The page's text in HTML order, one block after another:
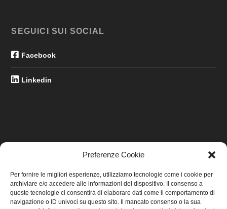
Preferenze Cookie
Per fornire le migliori esperienze, utilizziamo tecnologie come i cookie per
archiviare e/o accedere alle informazioni del dispositivo. Il consenso a
queste tecnologie ci consentirà di elaborare dati come il comportamento di
navigazione o ID univoci su questo sito. Il mancato consenso o la sua
SEGUICI SUI SOCIAL
Facebook
Linkedin
Home